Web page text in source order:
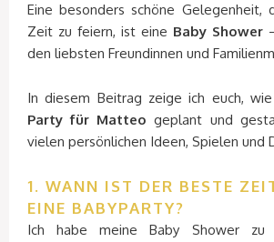
Eine besonders schöne Gelegenheit,
Zeit zu feiern, ist eine Baby Shower
den liebsten Freundinnen und
In diesem Beitrag zeige ich euch,
Party für Matteo geplant und
vielen persönlichen Ideen, Spielen und
1. WANN IST DER BESTE
EINE BABYPARTY?
Ich habe meine Baby Shower zu